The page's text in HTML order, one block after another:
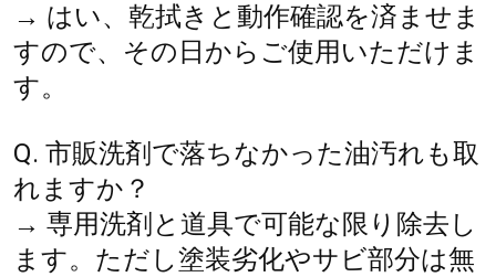
→ はい、乾拭きと動作確認を済ませま
すので、その日からご使用いただけま
す。
Q. 市販洗剤で落ちなかった油汚れも取
れますか？
→ 専用洗剤と道具で可能な限り除去し
ます。ただし塗装劣化やサビ部分は無